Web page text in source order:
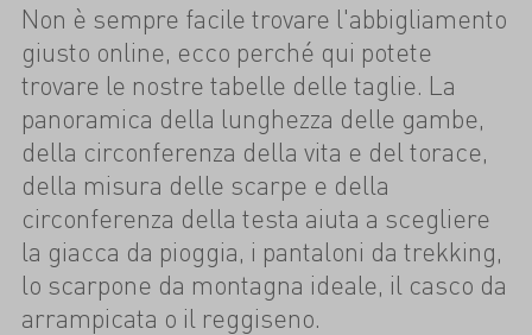
Non è sempre facile trovare l'abbigliamento
giusto online, ecco perché qui potete
trovare le nostre tabelle delle taglie. La
panoramica della lunghezza delle gambe,
della circonferenza della vita e del torace,
della misura delle scarpe e della
circonferenza della testa aiuta a scegliere
la giacca da pioggia, i pantaloni da trekking,
lo scarpone da montagna ideale, il casco da
arrampicata o il reggiseno.